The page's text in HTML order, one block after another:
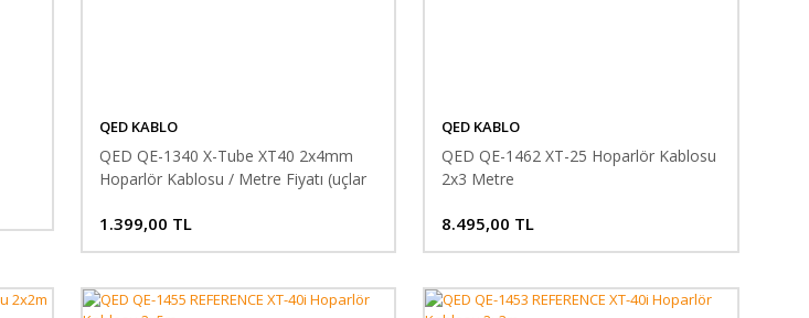
QED KABLO
QED QE-1340 X-Tube XT40 2x4mm
Hoparlör Kablosu / Metre Fiyatı (uçlar
1.399,00 TL
QED KABLO
QED QE-1462 XT-25 Hoparlör Kablosu
2x3 Metre
8.495,00 TL